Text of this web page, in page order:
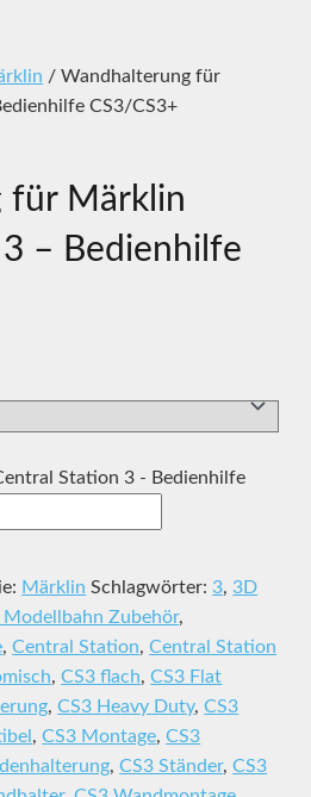
/ Wandhalterung für
CS3/CS3+
für Märklin
– Bedienhilfe
Station 3 - Bedienhilfe
Märklin Schlagwörter: 3, 3D
Zubehör,
,Central Station,Central Station
,CS3 flach,CS3 Flat
,CS3 Heavy Duty,CS3
,CS3 Montage,CS3
,CS3 Ständer,CS3